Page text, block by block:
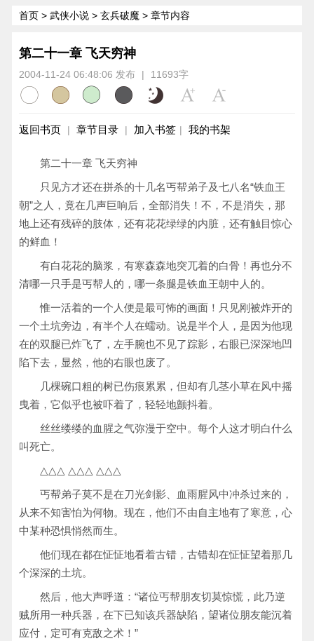
首页 > 武侠小说 > 玄兵破魔 > 章节内容
第二十一章 飞天穷神
2004-11-24 06:48:06 发布 | 11693字
返回书页 | 章节目录 | 加入书签 | 我的书架
第二十一章 飞天穷神
只见方才还在拼杀的十几名丐帮弟子及七八名“铁血王
朝”之人，竟在几声巨响后，全部消失！不，不是消失，那
地上还有残碎的肢体，还有花花绿绿的内脏，还有触目惊心
的鲜血！
有白花花的脑浆，有寒森森地突兀着的白骨！再也分不
清哪一只手是丐帮人的，哪一条腿是铁血王朝中人的。
惟一活着的一个人便是最可怖的画面！只见刚被炸开的
一个土坑旁边，有半个人在蠕动。说是半个人，是因为他现
在的双腿已炸飞了，左手腕也不见了踪影，右眼已深深地凹
陷下去，显然，他的右眼也废了。
几棵碗口粗的树已伤痕累累，但却有几茎小草在风中摇
曳着，它似乎也被吓着了，轻轻地颤抖着。
丝丝缕缕的血腥之气弥漫于空中。每个人这才明白什么
叫死亡。
△△△ △△△ △△△
丐帮弟子莫不是在刀光剑影、血雨腥风中冲杀过来的，
从来不知害怕为何物。现在，他们不由自主地有了寒意，心
中某种恐惧悄然而生。
他们现在都在怔怔地看着古错，古错却在怔怔望着那几
个深深的土坑。
然后，他大声呼道：“诸位丐帮朋友切莫惊慌，此乃逆
贼所用一种兵器，在下已知该兵器缺陷，望诸位朋友能沉着
应付，定可有克敌之术！”